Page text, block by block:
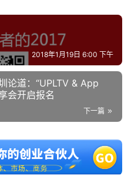
2018年1月19日 6:00 下午
论道：“UPLTV & App
会开启报名
下一篇